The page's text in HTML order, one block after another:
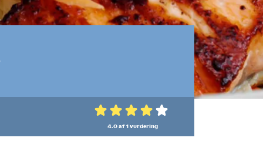
4.0 af 1 vurdering